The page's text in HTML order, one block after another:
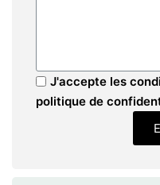
J'accepte les
politique de